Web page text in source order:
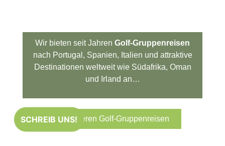
Wir bieten seit Jahren Golf-Gruppenreisen
nach Portugal, Spanien, Italien und attraktive
Destinationen weltweit wie Südafrika, Oman
und Irland an…
Zu unseren Golf-Gruppenreisen
SCHREIB UNS!